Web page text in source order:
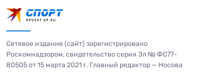
Сетевое издание (сайт) зарегистрировано
Роскомнадзором, свидетельство серия Эл № ФС77-
80505 от 15 марта 2021 г. Главный редактор — Носова